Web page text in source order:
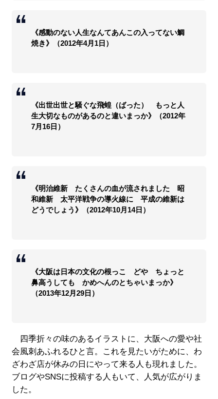
《感動のない人生なんてあんこの入ってない鯛
焼き》（2012年4月1日）
《出世出世と騒ぐな飛蝗（ばった） もっと人
生大切なものがあるのと違いまっか》（2012年
7月16日）
《明治維新 たくさんの血が流されました 昭
和維新 太平洋戦争の導火線に 平成の維新は
どうでしょう》（2012年10月14日）
《大阪は日本の文化の根っこ どや ちょっと
鼻高うしても かめへんのとちゃいまっか》
（2013年12月29日）
四季折々の味のあるイラストに、大阪への愛や社
会風刺あふれるひと言。これを見たいがために、わ
ざわざ店が休みの日にやって来る人も現れました。
ブログやSNSに投稿する人もいて、人気が広がりま
した。